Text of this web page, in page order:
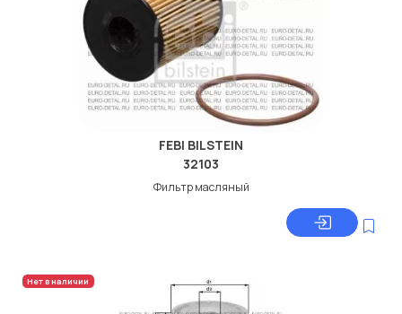
FEBI BILSTEIN
32103
Фильтр масляный
Нет в наличии